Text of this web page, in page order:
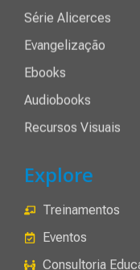
Série Alicerces
Evangelização
Ebooks
Audiobooks
Recursos Visuais
Explore
Treinamentos
Eventos
Consultoria